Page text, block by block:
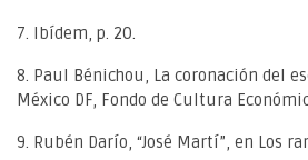
7. Ibídem, p. 20.
8. Paul Bénichou, La coronación del
México DF, Fondo de Cultura
9. Rubén Darío, “José Martí”, en Los